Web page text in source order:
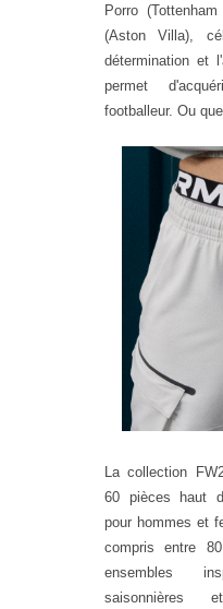
Porro
(Aston Villa),
détermination et
permet
footballeur. Ou
La collection
60 pièces haut
pour hommes et
compris entre
ensembles
saisonnières